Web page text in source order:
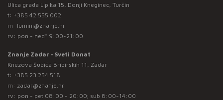
Ulica grada Lipika 15, Donji Kneginec, Turčin
t: +385 42 555 002
m: lumini@znanje.hr
rv: pon - ned* 9:00-21:00
Znanje Zadar - Sveti Donat
Knezova Šubića Bribirskih 11, Zadar
t: +385 23 254 518
m: zadar@znanje.hr
rv: pon - pet 08:00 - 20:00; sub 8:00-14:00